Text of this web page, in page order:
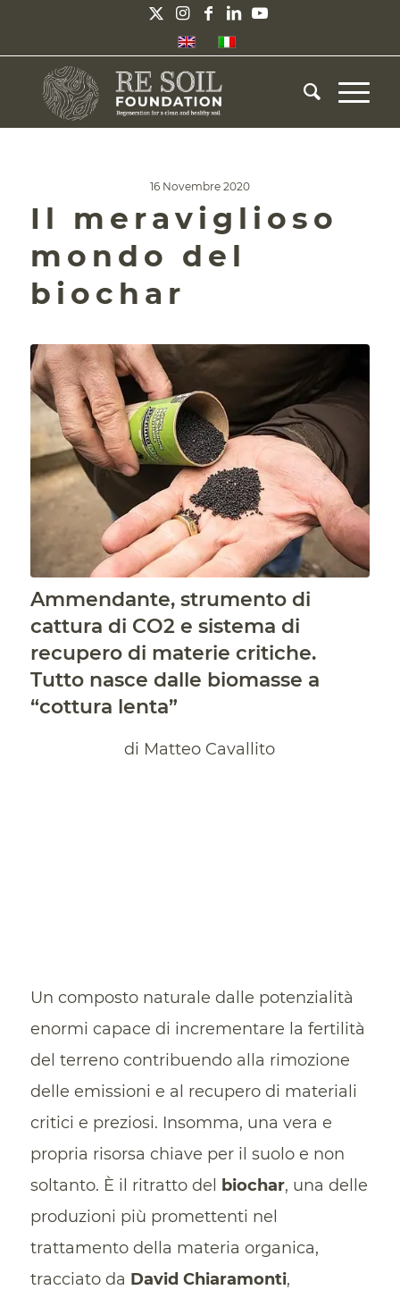
16 Novembre 2020
Il meraviglioso
mondo del
biochar
Ammendante, strumento di
cattura di CO2 e sistema di
recupero di materie critiche.
Tutto nasce dalle biomasse a
“cottura lenta”
di Matteo Cavallito
Un composto naturale dalle potenzialità
enormi capace di incrementare la fertilità
del terreno contribuendo alla rimozione
delle emissioni e al recupero di materiali
critici e preziosi. Insomma, una vera e
propria risorsa chiave per il suolo e non
soltanto. È il ritratto del biochar, una delle
produzioni più promettenti nel
trattamento della materia organica,
tracciato da David Chiaramonti,